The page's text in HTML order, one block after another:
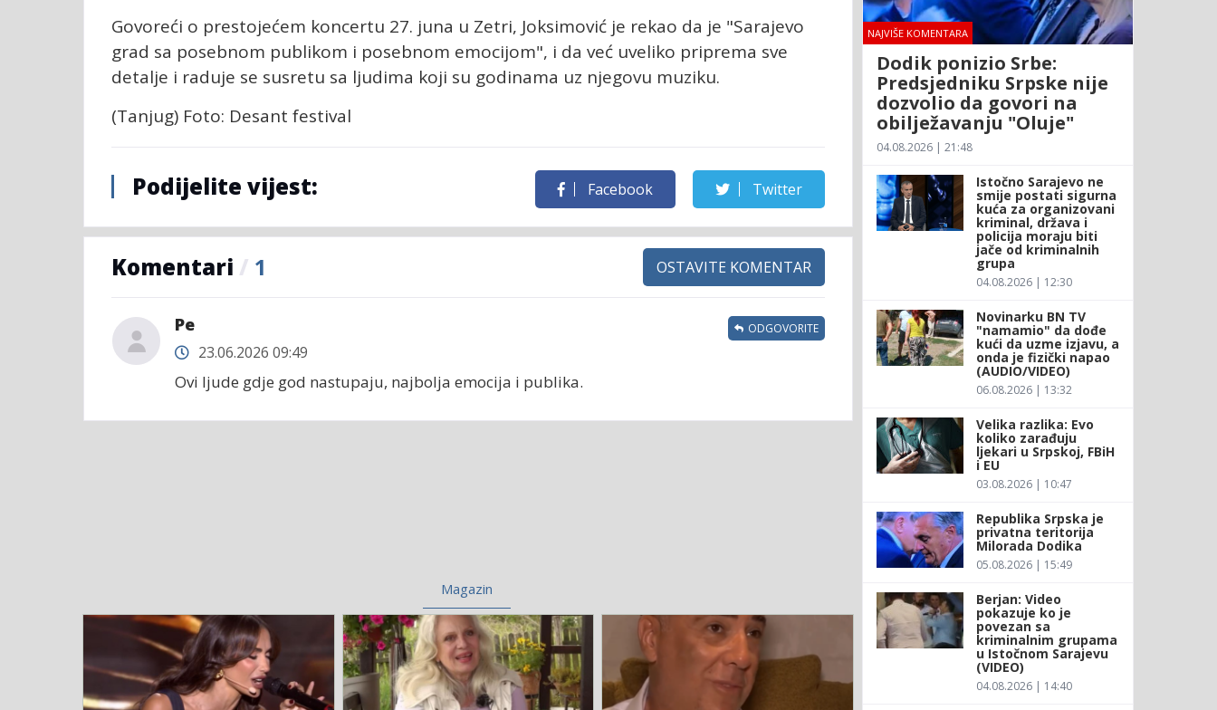
Govoreći o prestojećem koncertu 27. juna u Zetri, Joksimović je rekao da je "Sarajevo
grad sa posebnom publikom i posebnom emocijom", i da već uveliko priprema sve
detalje i raduje se susretu sa ljudima koji su godinama uz njegovu muziku.
(Tanjug) Foto: Desant festival
Podijelite vijest: Facebook Twitter
Komentari / 1 OSTAVITE KOMENTAR
Ре
23.06.2026 09:49
Ovi ljude gdje god nastupaju, najbolja emocija i publika.
ODGOVORITE
Magazin
NAJVIŠE KOMENTARA
Dodik ponizio Srbe:
Predsjedniku Srpske nije
dozvolio da govori na
obilježavanju "Oluje"
04.08.2026 | 21:48
Istočno Sarajevo ne
smije postati sigurna
kuća za organizovani
kriminal, država i
policija moraju biti
jače od kriminalnih
grupa
04.08.2026 | 12:30
Novinarku BN TV
"namamio" da dođe
kući da uzme izjavu, a
onda je fizički napao
(AUDIO/VIDEO)
06.08.2026 | 13:32
Velika razlika: Evo
koliko zarađuju
ljekari u Srpskoj, FBiH
i EU
03.08.2026 | 10:47
Republika Srpska je
privatna teritorija
Milorada Dodika
05.08.2026 | 15:49
Berjan: Video
pokazuje ko je
povezan sa
kriminalnim grupama
u Istočnom Sarajevu
(VIDEO)
04.08.2026 | 14:40